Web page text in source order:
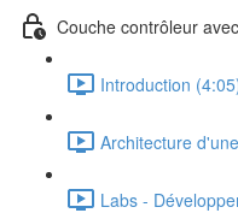
Couche contrôleur
Introduction
Architecture
Labs -